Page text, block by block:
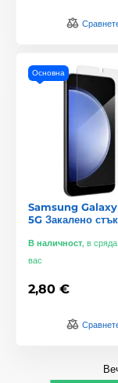
Основна
Samsung Galaxy
5G Закалено
В наличност, в
вас
2,80 €